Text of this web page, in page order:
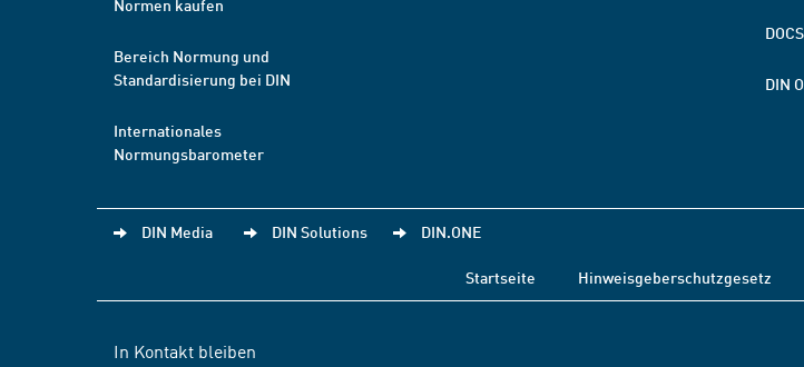
Normen kaufen
Bereich Normung und
Standardisierung bei DIN
Internationales
Normungsbarometer
DIN
DIN Media DIN Solutions DIN.ONE
Startseite Hinweisgeberschutzgesetz
In Kontakt bleiben